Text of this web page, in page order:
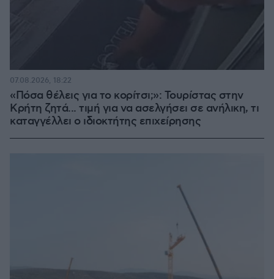
«Πόσα θέλεις για το κορίτσι;»: Τουρίστας στην
Κρήτη ζητά... τιμή για να ασελγήσει σε ανήλικη, τι
καταγγέλλει ο ιδιοκτήτης επιχείρησης
07.08.2026, 18:22